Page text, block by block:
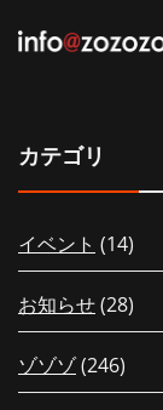
カテゴリ
イベント (14)
お知らせ(28)
ゾゾゾ(246)